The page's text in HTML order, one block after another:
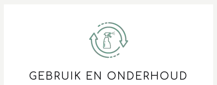
hoe zet ik hem weer vast?
Hoe maak ik gelakt of geëmailleerd metaal schoon?
Hoe maak ik mijn (stoom)oven of (combi)microgolf
GEBRUIK EN ONDERHOUD